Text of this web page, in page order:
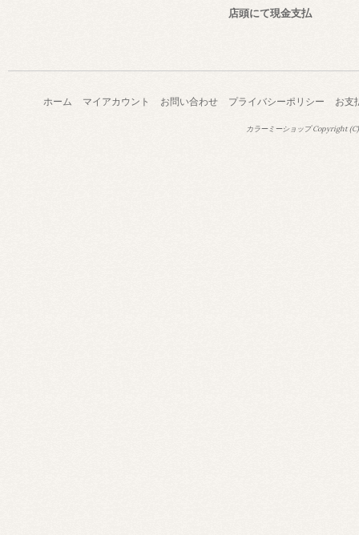
店頭にて現金支払
ホーム マイアカウント お問い合わせ プライバシーポリシー お支
カラーミーショップCopyright